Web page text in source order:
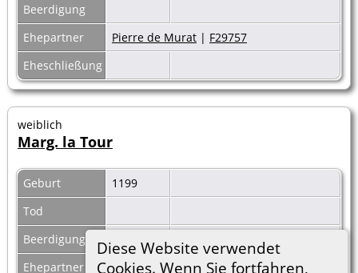
Diese Website verwendet
Cookies. Wenn Sie fortfahren,
Beerdigung
Ehepartner
Pierre de Murat | F29757
Eheschließung
weiblich
Marg. la Tour
Geburt
1199
Tod
Beerdigung
Ehepartner
Gerard v.Rochefort| F11455